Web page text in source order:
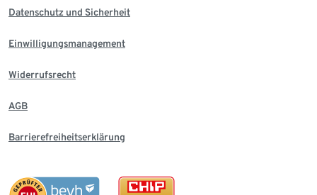
Datenschutz und Sicherheit
Einwilligungsmanagement
Widerrufsrecht
AGB
Barrierefreiheitserklärung